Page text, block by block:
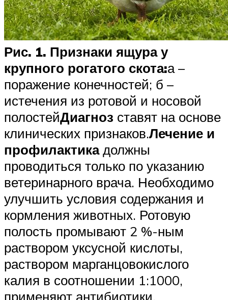
Рис. 1. Признаки ящура у
крупного рогатого скота:а –
поражение конечностей; б –
истечения из ротовой и носовой
полостейДиагноз ставят на основе
клинических признаков.Лечение и
профилактикадолжны
проводиться только по указанию
ветеринарного врача. Необходимо
улучшить условия содержания и
кормления животных. Ротовую
полость промывают 2 %-ным
раствором уксусной кислоты,
раствором марганцовокислого
калия в соотношении 1:1000,
применяют антибиотики,